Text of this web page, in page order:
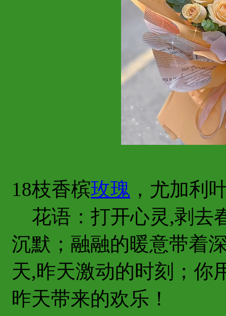
18枝香槟玫瑰 ，尤加利
花语：打开心灵,剥去
沉默；融融的暖意带着
天,昨天激动的时刻；你
昨天带来的欢乐！